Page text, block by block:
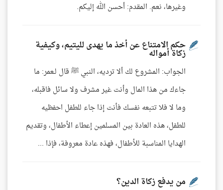
وغيرها، نعم. المقدم: أحسن الله إليكم.
حكم الامتناع عن أخذ ما يهدى لليتيم، وكيفية
زكاة أمواله
الجواب: المشروع لك ألا ترديه، النبي ﷺ قال لـعمر: ما
جاءك من هذا المال وأنت غير مشرف ولا سائل فاقبله،
وما لا فلا تتبعه نفسك فأنت إذا جاء للطفل احفظيه
للطفل، هذه العادة بين المسلمين إعطاء الأطفال، وتقديم
الهدايا المناسبة للأطفال، فهذه عادة معروفة، فإذا ...
من يدفع زكاة الدين؟